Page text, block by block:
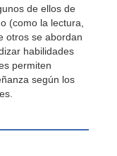
de ellos de
(como la lectura,
otros se abordan
habilidades
permiten
según los